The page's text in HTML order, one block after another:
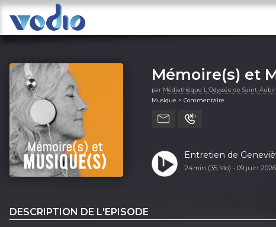
Mémoire(s) et
par Médiathèque L'Odyssée de Saint-
Musique > Commentaire
Entretien de
24min (35 Mo) - 09 juin 2026
DESCRIPTION DE L'EPISODE